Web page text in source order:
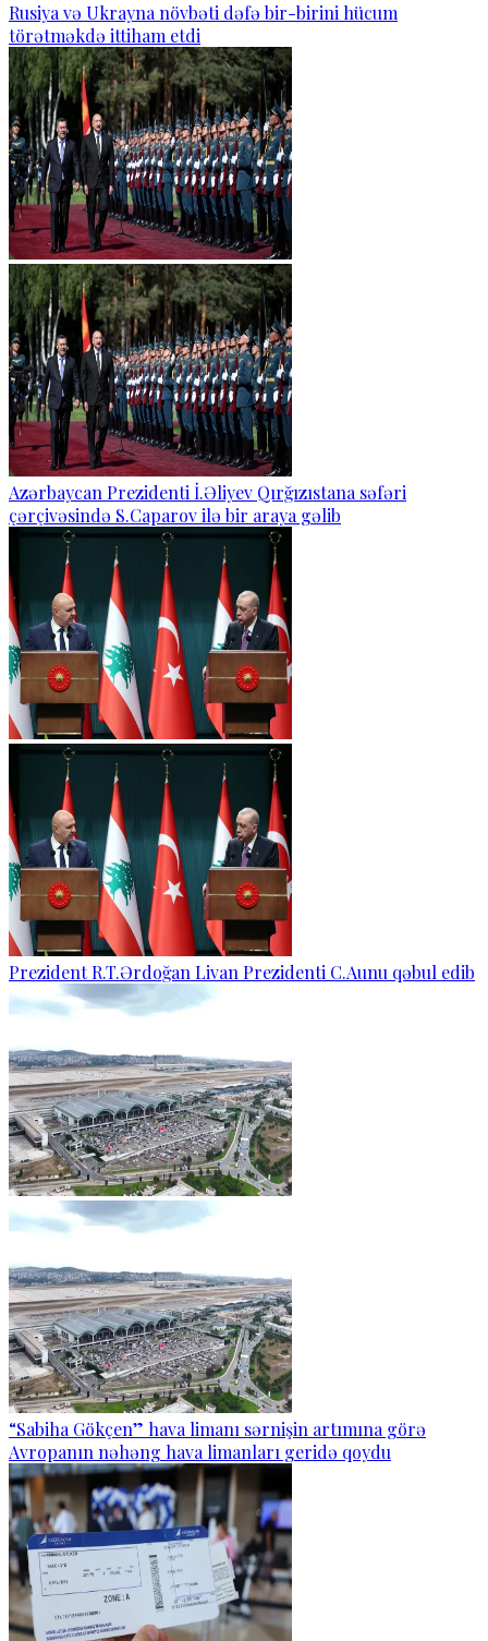
Rusiya və Ukrayna növbəti dəfə bir-birini hücum
törətməkdə ittiham etdi
Azərbaycan Prezidenti İ.Əliyev Qırğızıstana səfəri
çərçivəsində S.Caparov ilə bir araya gəlib
Prezident R.T.Ərdoğan Livan Prezidenti C.Aunu qəbul edib
“Sabiha Gökçen” hava limanı sərnişin artımına görə
Avropanın nəhəng hava limanları geridə qoydu